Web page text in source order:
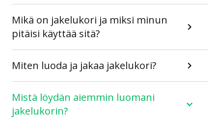
Mikä on jakelukori ja miksi minun
pitäisi käyttää sitä?
Miten luoda ja jakaa jakelukori?
Mistä löydän aiemmin luomani
jakelukorin?